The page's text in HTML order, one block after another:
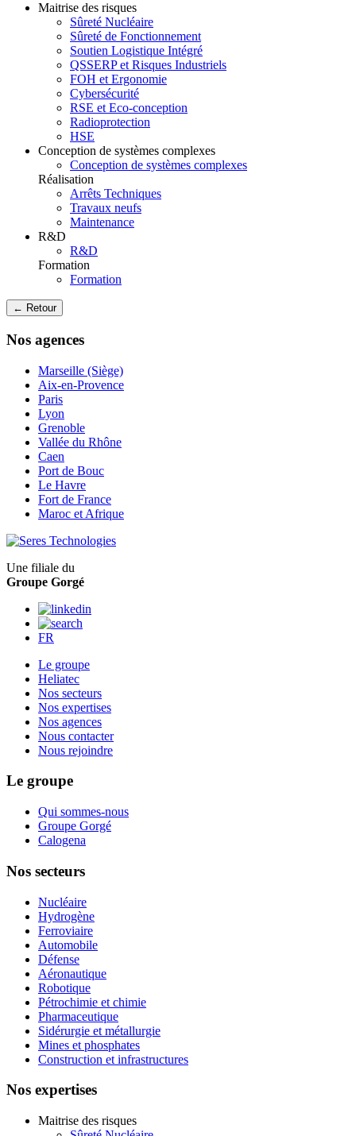
Maitrise des risques
Sûreté Nucléaire
Sûreté de Fonctionnement
Soutien Logistique Intégré
QSSERP et Risques Industriels
FOH et Ergonomie
Cybersécurité
RSE et Eco-conception
Radioprotection
HSE
Conception de systèmes complexes
Conception de systèmes complexes
Réalisation
Arrêts Techniques
Travaux neufs
Maintenance
R&D
R&D
Formation
Formation
← Retour
Nos agences
Marseille (Siège)
Aix-en-Provence
Paris
Lyon
Grenoble
Vallée du Rhône
Caen
Port de Bouc
Le Havre
Fort de France
Maroc et Afrique
Une filiale du
Groupe Gorgé
FR
Le groupe
Heliatec
Nos secteurs
Nos expertises
Nos agences
Nous contacter
Nous rejoindre
Le groupe
Qui sommes-nous
Groupe Gorgé
Calogena
Nos secteurs
Nucléaire
Hydrogène
Ferroviaire
Automobile
Défense
Aéronautique
Robotique
Pétrochimie et chimie
Pharmaceutique
Sidérurgie et métallurgie
Mines et phosphates
Construction et infrastructures
Nos expertises
Maitrise des risques